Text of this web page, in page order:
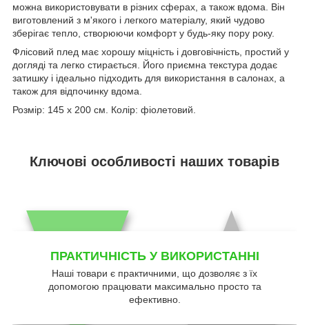
можна використовувати в різних сферах, а також вдома. Він
виготовлений з м'якого і легкого матеріалу, який чудово
зберігає тепло, створюючи комфорт у будь-яку пору року.
Флісовий плед має хорошу міцність і довговічність, простий у
догляді та легко стирається. Його приємна текстура додає
затишку і ідеально підходить для використання в салонах, а
також для відпочинку вдома.
Розмір: 145 х 200 см. Колір: фіолетовий.
Ключові особливості наших товарів
ПРАКТИЧНІСТЬ У ВИКОРИСТАННІ
Наші товари є практичними, що дозволяє з їх
допомогою працювати максимально просто та
ефективно.